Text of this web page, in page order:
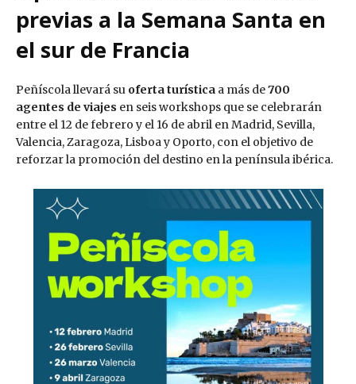
previas a la Semana Santa en
el sur de Francia
Peñíscola llevará su oferta turística a más de700
agentes de viajes en seis workshops que se celebrarán
entre el 12 de febrero y el 16 de abril en Madrid, Sevilla,
Valencia, Zaragoza, Lisboa y Oporto, con el objetivo de
reforzar la promoción del destino en la península ibérica.